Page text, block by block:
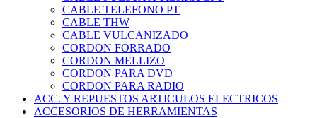
CABLE TELEFONO PT
CABLE THW
CABLE VULCANIZADO
CORDON FORRADO
CORDON MELLIZO
CORDON PARA DVD
CORDON PARA RADIO
ACC. Y REPUESTOS ARTICULOS ELECTRICOS
ACCESORIOS DE HERRAMIENTAS